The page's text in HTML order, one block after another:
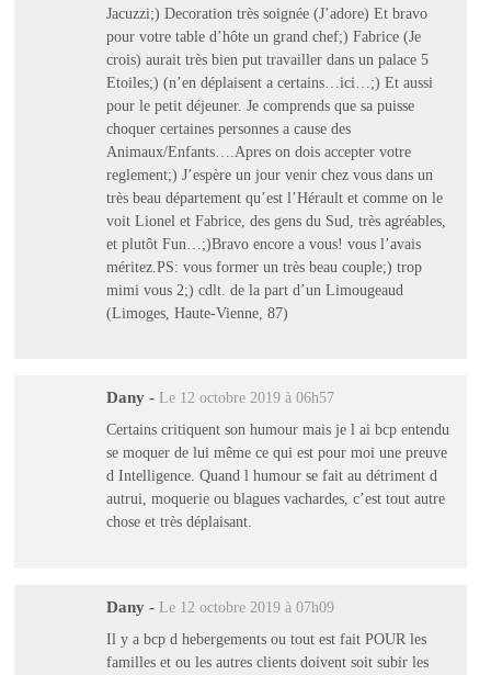
Jacuzzi;) Decoration très soignée (J’adore) Et bravo
pour votre table d’hôte un grand chef;) Fabrice (Je
crois) aurait très bien put travailler dans un palace 5
Etoiles;) (n’en déplaisent a certains…ici…;) Et aussi
pour le petit déjeuner. Je comprends que sa puisse
choquer certaines personnes a cause des
Animaux/Enfants….Apres on dois accepter votre
reglement;) J’espère un jour venir chez vous dans un
très beau département qu’est l’Hérault et comme on le
voit Lionel et Fabrice, des gens du Sud, très agréables,
et plutôt Fun…;)Bravo encore a vous! vous l’avais
méritez.PS: vous former un très beau couple;) trop
mimi vous 2;) cdlt. de la part d’un Limougeaud
(Limoges, Haute-Vienne, 87)
Dany - Le 12 octobre 2019 à 06h57
Certains critiquent son humour mais je l ai bcp entendu
se moquer de lui même ce qui est pour moi une preuve
d Intelligence. Quand l humour se fait au détriment d
autrui, moquerie ou blagues vachardes, c’est tout autre
chose et très déplaisant.
Dany - Le 12 octobre 2019 à 07h09
Il y a bcp d hebergements ou tout est fait POUR les
familles et ou les autres clients doivent soit subir les